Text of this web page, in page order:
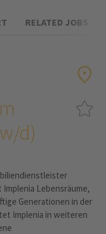
RELATED JOBS
d)
Lebensräume,
Generationen in der
Implenia in weiteren